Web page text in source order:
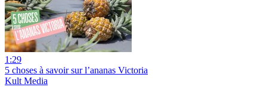
1:29
5 choses à savoir sur l’ananas Victoria
Kult Media